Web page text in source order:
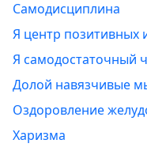
Самодисциплина
Я центр позитивных
Я самодостаточный
Долой навязчивые
Оздоровление
Харизма